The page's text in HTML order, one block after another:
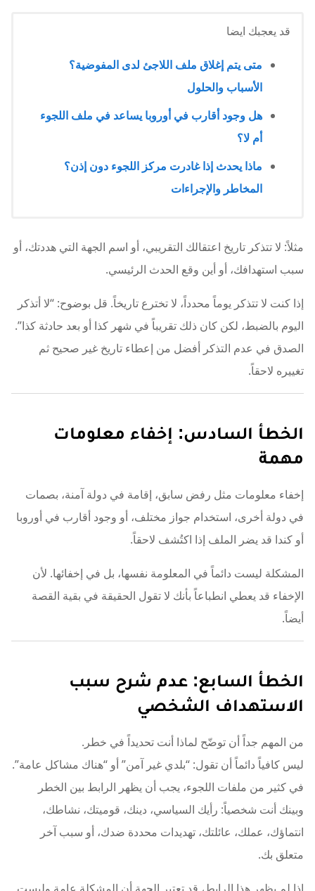
قد يعجبك ايضا
متى يتم إغلاق ملف اللاجئ لدى المفوضية؟
الأسباب والحلول
هل وجود أقارب في أوروبا يساعد في ملف اللجوء
أم لا؟
ماذا يحدث إذا غادرت مركز اللجوء دون إذن؟
المخاطر والإجراءات
مثلاً: لا تتذكر تاريخ اعتقالك التقريبي، أو اسم الجهة التي هددتك، أو
سبب استهدافك، أو أين وقع الحدث الرئيسي.
إذا كنت لا تتذكر يوماً محدداً، لا تخترع تاريخاً. قل بوضوح: “لا أتذكر
اليوم بالضبط، لكن كان ذلك تقريباً في شهر كذا أو بعد حادثة كذا”.
الصدق في عدم التذكر أفضل من إعطاء تاريخ غير صحيح ثم
تغييره لاحقاً.
الخطأ السادس: إخفاء معلومات
مهمة
إخفاء معلومات مثل رفض سابق، إقامة في دولة آمنة، بصمات
في دولة أخرى، استخدام جواز مختلف، أو وجود أقارب في أوروبا
أو كندا قد يضر الملف إذا اكتُشف لاحقاً.
المشكلة ليست دائماً في المعلومة نفسها، بل في إخفائها. لأن
الإخفاء قد يعطي انطباعاً بأنك لا تقول الحقيقة في بقية القصة
أيضاً.
الخطأ السابع: عدم شرح سبب
الاستهداف الشخصي
من المهم جداً أن توضّح لماذا أنت تحديداً في خطر.
ليس كافياً دائماً أن تقول: “بلدي غير آمن” أو “هناك مشاكل عامة”.
في كثير من ملفات اللجوء، يجب أن يظهر الرابط بين الخطر
وبينك أنت شخصياً: رأيك السياسي، دينك، قوميتك، نشاطك،
انتماؤك، عملك، عائلتك، تهديدات محددة ضدك، أو سبب آخر
متعلق بك.